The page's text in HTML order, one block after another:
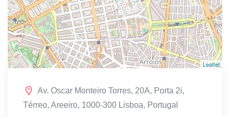
Leaflet
Av. Oscar Monteiro Torres, 20A, Porta 2i,
Térreo, Areeiro, 1000-300 Lisboa, Portugal